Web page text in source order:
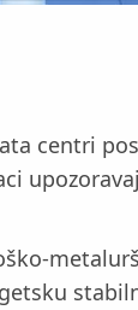
centri